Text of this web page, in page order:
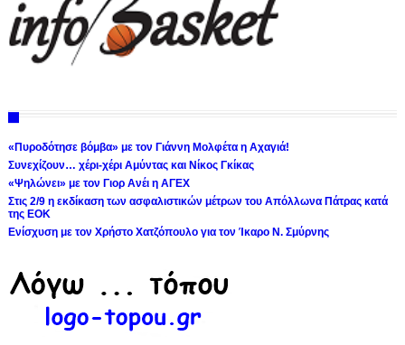
«Πυροδότησε βόμβα» με τον Γιάννη Μολφέτα η Αχαγιά!
Συνεχίζουν… χέρι-χέρι Αμύντας και Νίκος Γκίκας
«Ψηλώνει» με τον Γιορ Ανέι η ΑΓΕΧ
Στις 2/9 η εκδίκαση των ασφαλιστικών μέτρων του Απόλλωνα Πάτρας κατά
της ΕΟΚ
Ενίσχυση με τον Χρήστο Χατζόπουλο για τον Ίκαρο Ν. Σμύρνης